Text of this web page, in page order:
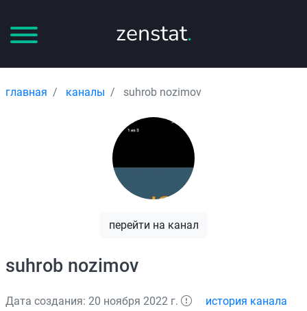
zenstat.
главная каналы suhrob nozimov
перейти на канал
suhrob nozimov
Дата создания: 20 ноября 2022 г. история канала